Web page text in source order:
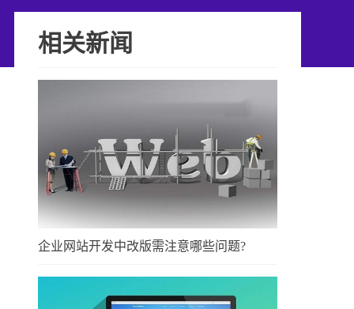
相关新闻
企业网站开发中改版需注意哪些问题?